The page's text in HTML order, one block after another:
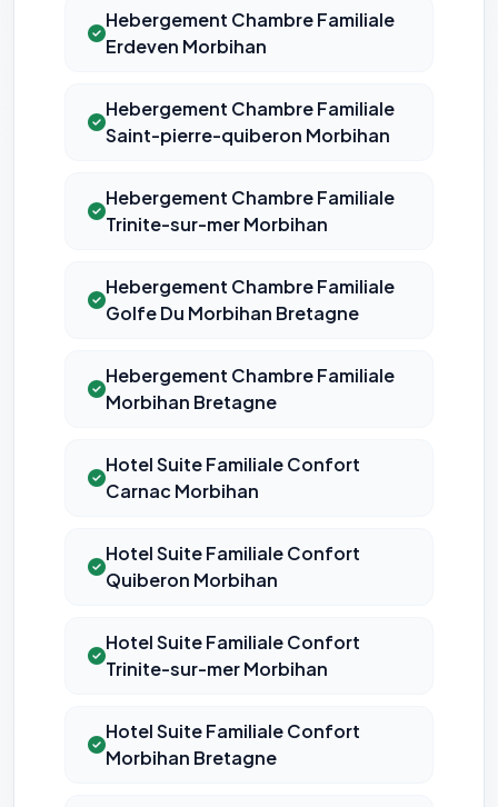
Hebergement Chambre Familiale
Erdeven Morbihan
Hebergement Chambre Familiale
Saint-pierre-quiberon Morbihan
Hebergement Chambre Familiale
Trinite-sur-mer Morbihan
Hebergement Chambre Familiale
Golfe Du Morbihan Bretagne
Hebergement Chambre Familiale
Morbihan Bretagne
Hotel Suite Familiale Confort
Carnac Morbihan
Hotel Suite Familiale Confort
Quiberon Morbihan
Hotel Suite Familiale Confort
Trinite-sur-mer Morbihan
Hotel Suite Familiale Confort
Morbihan Bretagne